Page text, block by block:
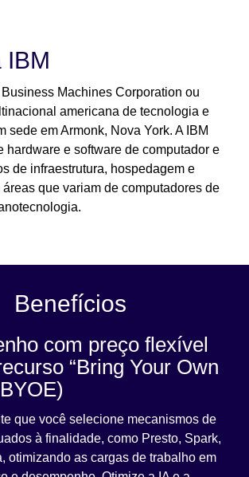
IBM
Machines Corporation ou
americana de tecnologia e
sede em Armonk, Nova York. A IBM
hardware e software de computador e
de infraestrutura, hospedagem e
que variam de computadores de
Benefícios
com preço flexível
“Bring Your Own
que você selecione mecanismos de
à finalidade, como Presto, Spark,
otimizando as cargas de trabalho em